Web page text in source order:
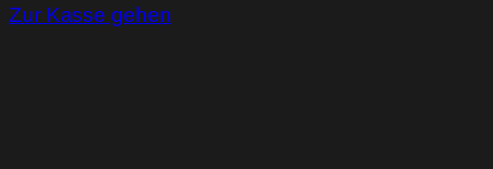
Zur Kasse gehen